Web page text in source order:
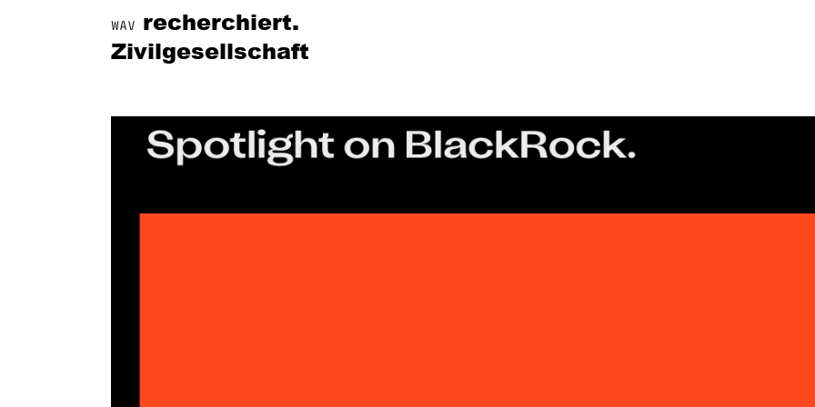
WAV
recherchiert.
Zivilgesellschaft